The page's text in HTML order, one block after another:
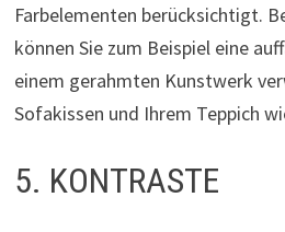
Farbelementen berücksichtigt.
können Sie zum Beispiel eine
einem gerahmten Kunstwerk
Sofakissen und Ihrem Teppich
5. KONTRASTE